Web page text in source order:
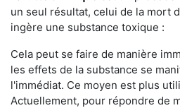
un seul résultat, celui de la mort
ingère une substance toxique :
Cela peut se faire de manière
les effets de la substance se
l'immédiat. Ce moyen est plus
Actuellement, pour répondre de